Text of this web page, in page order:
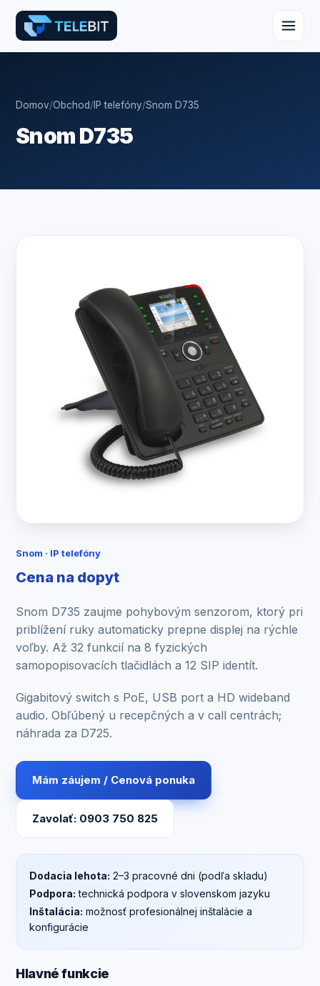
Domov/Obchod/ IP telefóny/Snom D735
Snom D735
Snom · IP telefóny
Cena na dopyt
Snom D735 zaujme pohybovým senzorom, ktorý pri
priblížení ruky automaticky prepne displej na rýchle
voľby. Až 32 funkcií na 8 fyzických
samopopisovacích tlačidlách a 12 SIP identít.
Gigabitový switch s PoE, USB port a HD wideband
audio. Obľúbený u recepčných a v call centrách;
náhrada za D725.
Mám záujem / Cenová ponuka
Zavolať: 0903 750 825
Dodacia lehota: 2–3 pracovné dni (podľa skladu)
Podpora: technická podpora v slovenskom jazyku
Inštalácia: možnosť profesionálnej inštalácie a
konfigurácie
Hlavné funkcie